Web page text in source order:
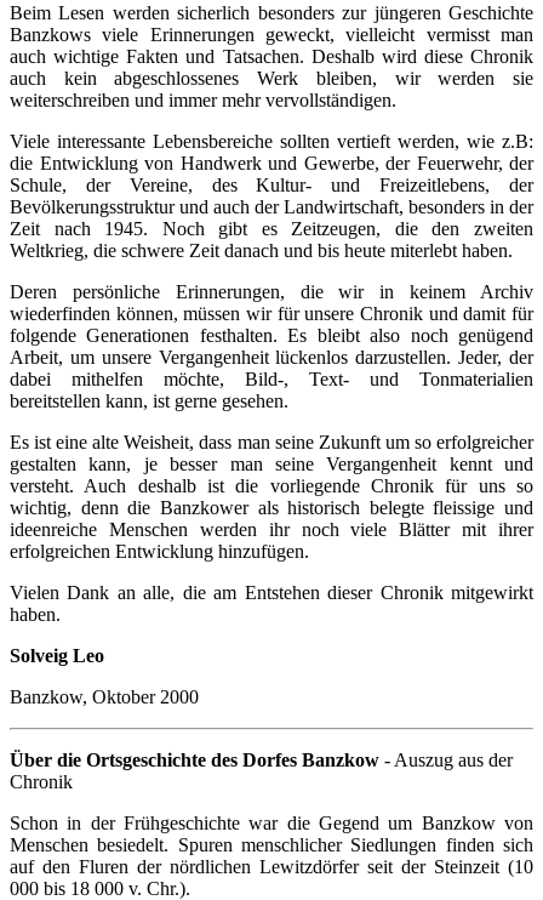
Beim Lesen werden sicherlich besonders zur jüngeren Geschichte
Banzkows viele Erinnerungen geweckt, vielleicht vermisst man
auch wichtige Fakten und Tatsachen. Deshalb wird diese Chronik
auch kein abgeschlossenes Werk bleiben, wir werden sie
weiterschreiben und immer mehr vervollständigen.
Viele interessante Lebensbereiche sollten vertieft werden, wie z.B:
die Entwicklung von Handwerk und Gewerbe, der Feuerwehr, der
Schule, der Vereine, des Kultur- und Freizeitlebens, der
Bevölkerungsstruktur und auch der Landwirtschaft, besonders in der
Zeit nach 1945. Noch gibt es Zeitzeugen, die den zweiten
Weltkrieg, die schwere Zeit danach und bis heute miterlebt haben.
Deren persönliche Erinnerungen, die wir in keinem Archiv
wiederfinden können, müssen wir für unsere Chronik und damit für
folgende Generationen festhalten. Es bleibt also noch genügend
Arbeit, um unsere Vergangenheit lückenlos darzustellen. Jeder, der
dabei mithelfen möchte, Bild-, Text- und Tonmaterialien
bereitstellen kann, ist gerne gesehen.
Es ist eine alte Weisheit, dass man seine Zukunft um so erfolgreicher
gestalten kann, je besser man seine Vergangenheit kennt und
versteht. Auch deshalb ist die vorliegende Chronik für uns so
wichtig, denn die Banzkower als historisch belegte fleissige und
ideenreiche Menschen werden ihr noch viele Blätter mit ihrer
erfolgreichen Entwicklung hinzufügen.
Vielen Dank an alle, die am Entstehen dieser Chronik mitgewirkt
haben.
Solveig Leo
Banzkow, Oktober 2000
Über die Ortsgeschichte des Dorfes Banzkow - Auszug aus der
Chronik
Schon in der Frühgeschichte war die Gegend um Banzkow von
Menschen besiedelt. Spuren menschlicher Siedlungen finden sich
auf den Fluren der nördlichen Lewitzdörfer seit der Steinzeit (10
000 bis 18 000 v. Chr.).